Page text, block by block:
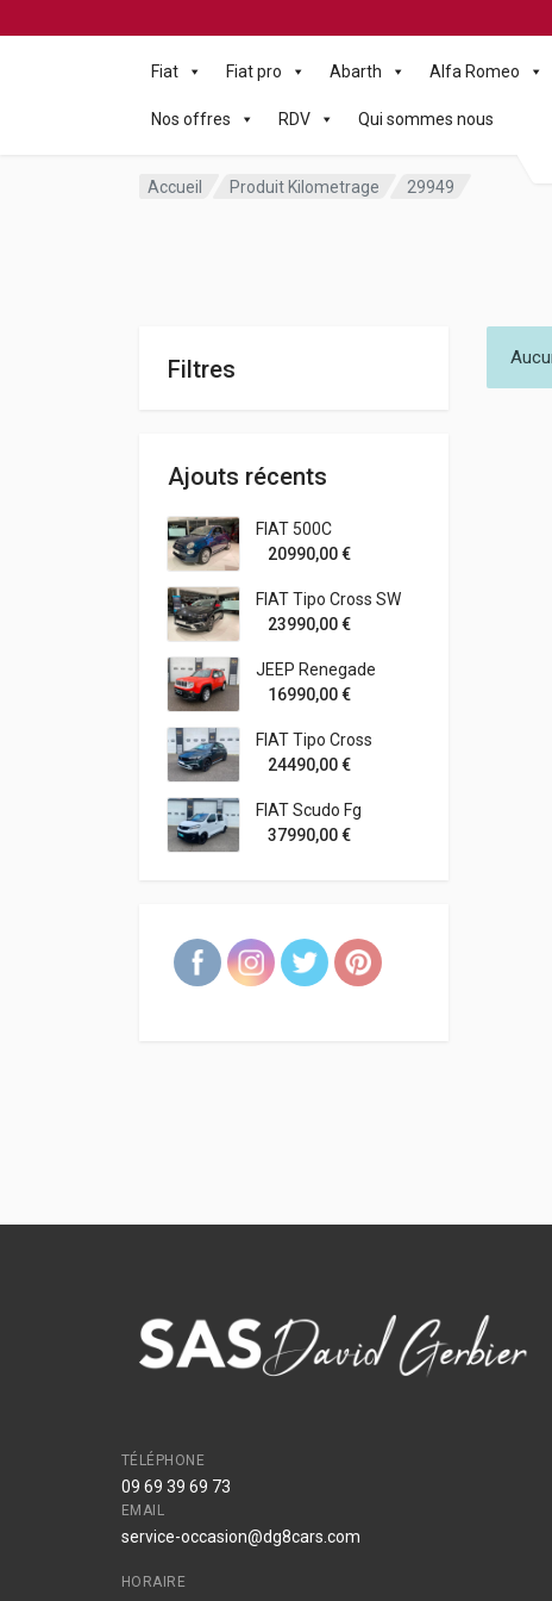
Fiat Fiat pro Abarth Alfa Romeo
Nos offres RDV Qui sommes nous
Accueil Produit Kilometrage 29949
Filtres
Ajouts récents
FIAT 500C
20990,00€
FIAT Tipo Cross SW
23990,00€
JEEP Renegade
16990,00€
FIAT Tipo Cross
24490,00€
FIAT Scudo Fg
37990,00€
TÉLÉPHONE
09 69 39 69 73
EMAIL
service-occasion@dg8cars.com
HORAIRE